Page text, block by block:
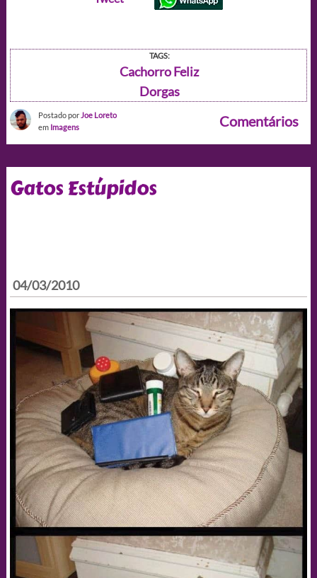
TAGS:
Cachorro Feliz
Dorgas
Postado por Joe Loreto
em Imagens Comentários
Gatos Estúpidos
04/03/2010